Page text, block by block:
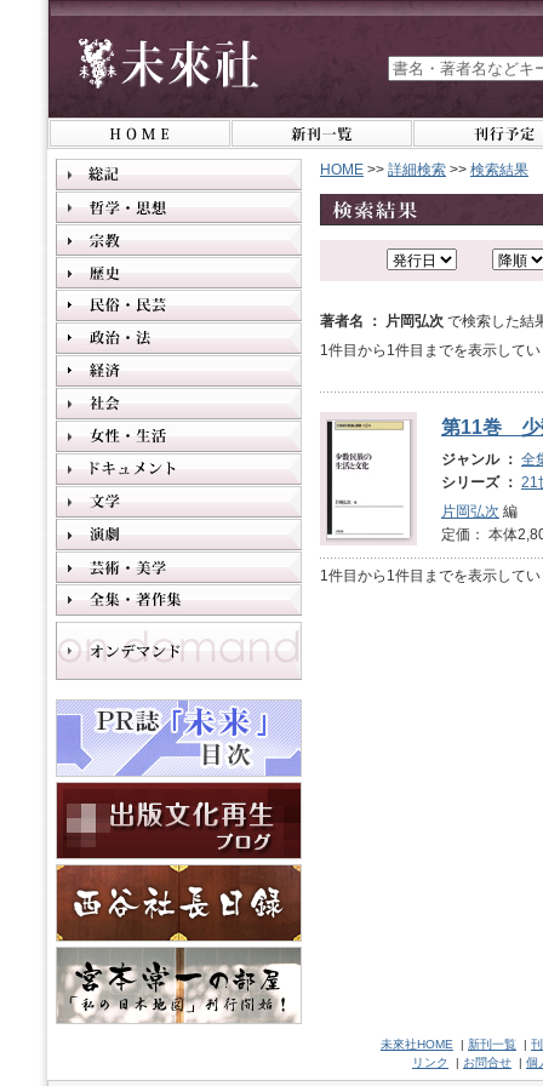
HOME >> 詳細検索 >> 検索結果
著者名 ： 片岡弘次 で検索した結
1件目から1件目までを表示して
第11巻 少
ジャンル ： 全
シリーズ ： 21
片岡弘次 編
定価： 本体
1件目から1件目までを表示して
未來社HOME | 新刊一覧 |
リンク
| お問合せ | 個